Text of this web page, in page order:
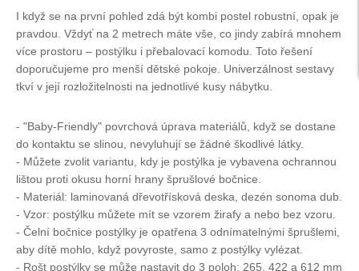
I když se na první pohled zdá být kombi postel robustní, opak je
pravdou. Vždyť na 2 metrech máte vše, co jindy zabírá mnohem
více prostoru – postýlku i přebalovací komodu. Toto řešení
doporučujeme pro menší dětské pokoje. Univerzálnost sestavy
tkví v její rozložitelnosti na jednotlivé kusy nábytku.
- "Baby-Friendly" povrchová úprava materiálů, když se dostane
do kontaktu se slinou, nevyluhují se žádné škodlivé látky.
- Můžete zvolit variantu, kdy je postýlka je vybavena ochrannou
lištou proti okusu horní hrany šprušlové bočnice.
- Materiál: laminovaná dřevotřísková deska, dezén sonoma dub.
- Vzor: postýlku můžete mít se vzorem žirafy a nebo bez vzoru.
- Čelní bočnice postýlky je opatřena 3 odnímatelnými šprušlemi,
aby dítě mohlo, když povyroste, samo z postýlky vylézat.
- Rošt postýlky se může nastavit do 3 poloh: 265, 422 a 612 mm